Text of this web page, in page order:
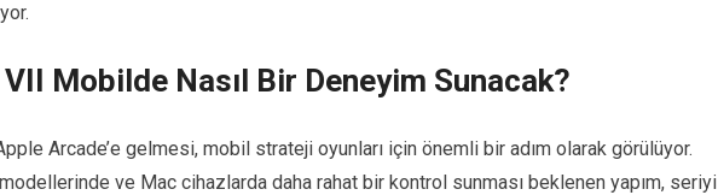
Mobilde Nasıl Bir Deneyim Sunacak?
Arcade’e gelmesi, mobil strateji oyunları için önemli bir adım olarak görülüyor.
ve Mac cihazlarda daha rahat bir kontrol sunması beklenen yapım, seriyi